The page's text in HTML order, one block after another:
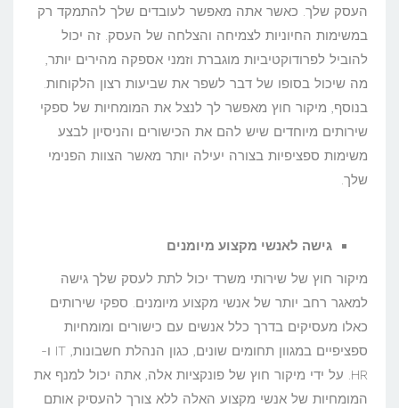
העסק שלך. כאשר אתה מאפשר לעובדים שלך להתמקד רק
במשימות החיוניות לצמיחה והצלחה של העסק. זה יכול
להוביל לפרודוקטיביות מוגברת וזמני אספקה מהירים יותר,
מה שיכול בסופו של דבר לשפר את שביעות רצון הלקוחות.
בנוסף, מיקור חוץ מאפשר לך לנצל את המומחיות של ספקי
שירותים מיוחדים שיש להם את הכישורים והניסיון לבצע
משימות ספציפיות בצורה יעילה יותר מאשר הצוות הפנימי
שלך.
גישה לאנשי מקצוע מיומנים
מיקור חוץ של שירותי משרד יכול לתת לעסק שלך גישה
למאגר רחב יותר של אנשי מקצוע מיומנים. ספקי שירותים
כאלו מעסיקים בדרך כלל אנשים עם כישורים ומומחיות
ספציפיים במגוון תחומים שונים, כגון הנהלת חשבונות, IT ו-
HR. על ידי מיקור חוץ של פונקציות אלה, אתה יכול למנף את
המומחיות של אנשי מקצוע האלה ללא צורך להעסיק אותם